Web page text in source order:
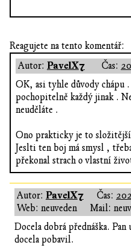
Reagujete na tento komentář:
Autor: PavelX7 Čas:
OK, asi tyhle důvody chápu
pochopitelně každý jinak .
neuděláte .
Ono prakticky je to
Jeslti ten boj má smysl ,
překonal strach o vlastní
Autor: PavelX7 Čas:
Web: neuveden
Mail:
Docela dobrá přednáška.
docela pobavil.